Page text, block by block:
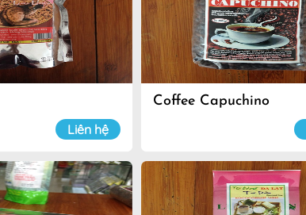
Liên hệ
Coffee Capuchino